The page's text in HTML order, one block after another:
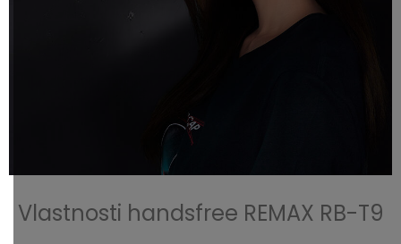
Vlastnosti handsfree REMAX RB-T9